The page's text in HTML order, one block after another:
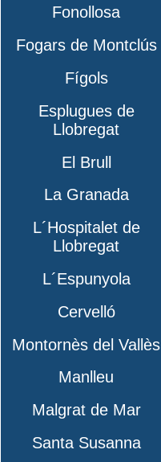
Fonollosa
Fogars de Montclús
Fígols
Esplugues de
Llobregat
El Brull
La Granada
L´Hospitalet de
Llobregat
L´Espunyola
Cervelló
Montornès del Vallès
Manlleu
Malgrat de Mar
Santa Susanna